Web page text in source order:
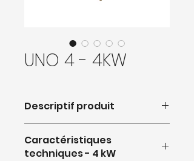
UNO 4 - 4KW
Descriptif produit
Caractéristiques
techniques - 4 kW